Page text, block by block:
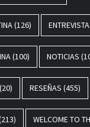
(126)
(100) NOTICIAS
(20) RESEÑAS (455)
WELCOME TO